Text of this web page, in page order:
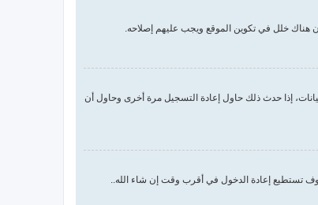
خلل في تكوين الموقع ويجب عليهم إصلاحه.
إذا حدث ذلك حاول إعادة التسجيل مرة أخرى وحاول أن
تستطيع إعادة الدخول في أقرب وقت إن شاء الله..